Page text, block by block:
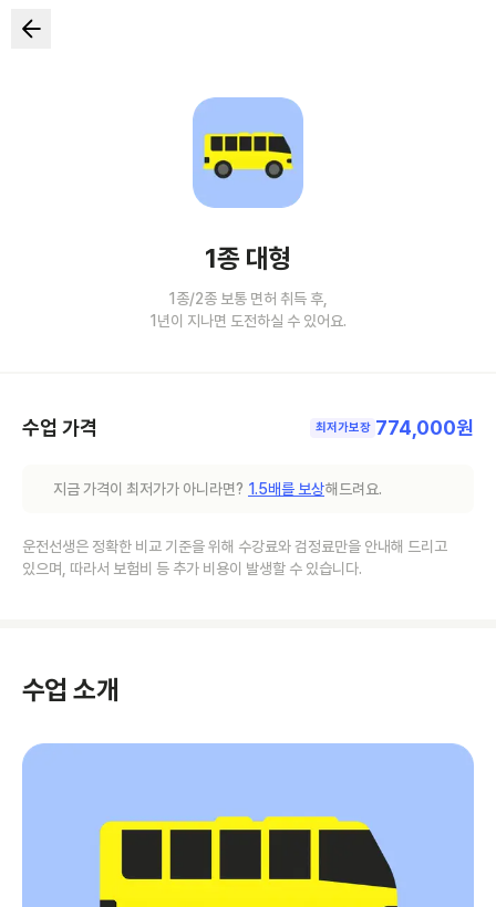
1종 대형
1종/2종 보통 면허 취득 후,
1년이 지나면 도전하실 수 있어요.
수업 가격 최저가보장 774,000원
지금 가격이 최저가가 아니라면? 1.5배를 보상해드려요.
운전선생은 정확한 비교 기준을 위해 수강료와 검정료만을 안내해 드리고
있으며, 따라서 보험비 등 추가 비용이 발생할 수 있습니다.
수업 소개